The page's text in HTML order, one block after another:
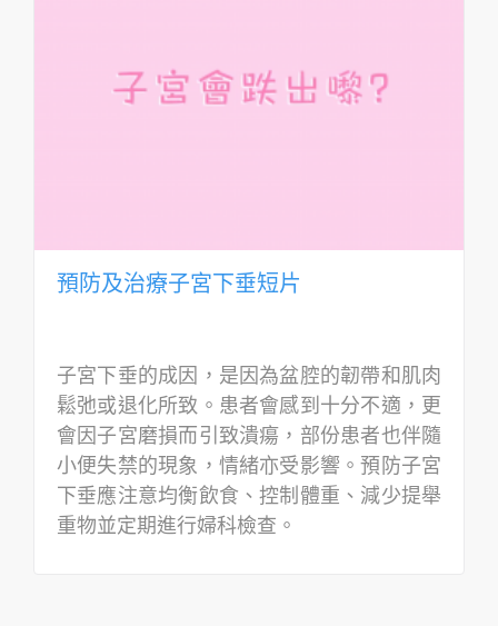
預防及治療子宮下垂短片
子宮下垂的成因，是因為盆腔的韌帶和肌肉
鬆弛或退化所致。患者會感到十分不適，更
會因子宮磨損而引致潰瘍，部份患者也伴隨
小便失禁的現象，情緒亦受影響。預防子宮
下垂應注意均衡飲食、控制體重、減少提舉
重物並定期進行婦科檢查。